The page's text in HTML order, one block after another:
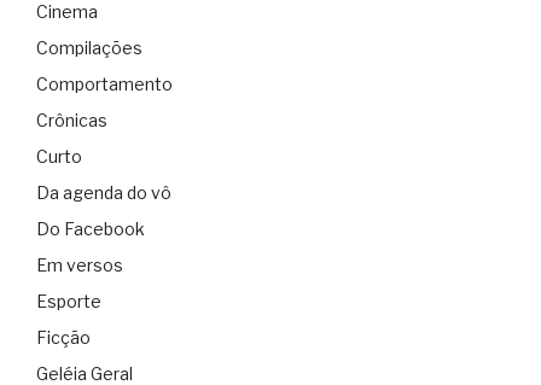
Cinema
Compilações
Comportamento
Crônicas
Curto
Da agenda do vô
Do Facebook
Em versos
Esporte
Ficção
Geléia Geral